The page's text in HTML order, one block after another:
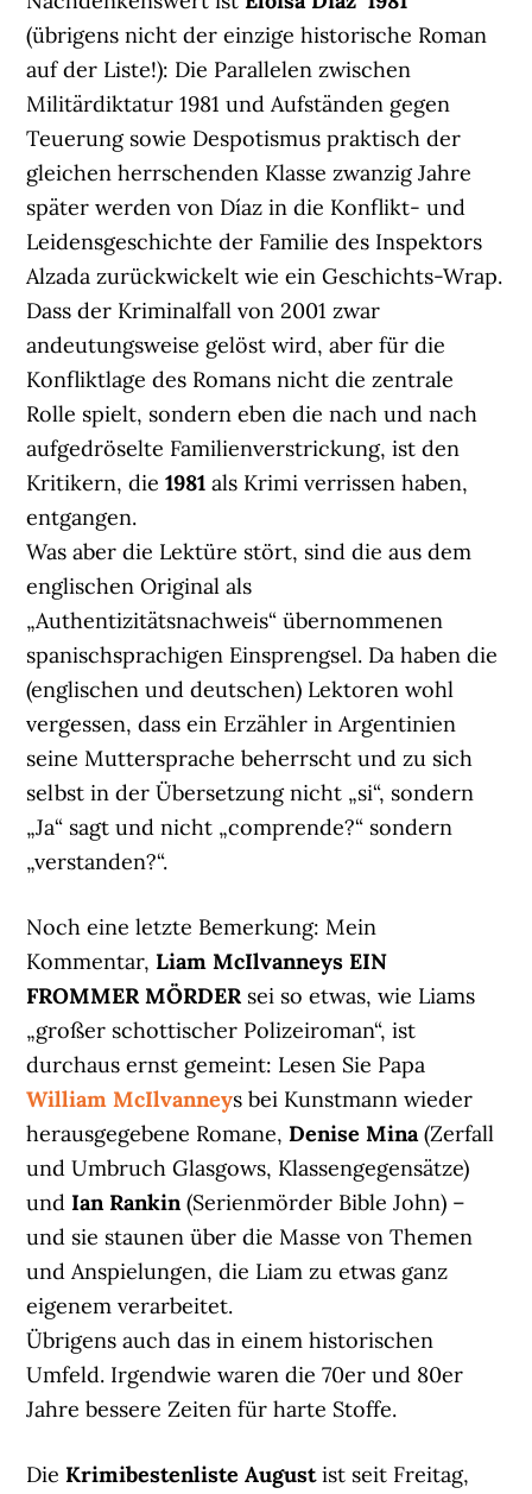
(übrigens nicht der einzige historische Roman
auf der Liste!): Die Parallelen zwischen
Militärdiktatur 1981 und Aufständen gegen
Teuerung sowie Despotismus praktisch der
gleichen herrschenden Klasse zwanzig Jahre
später werden von Díaz in die Konflikt- und
Leidensgeschichte der Familie des Inspektors
Alzada zurückwickelt wie ein Geschichts-Wrap.
Dass der Kriminalfall von 2001 zwar
andeutungsweise gelöst wird, aber für die
Konfliktlage des Romans nicht die zentrale
Rolle spielt, sondern eben die nach und nach
aufgedröselte Familienverstrickung, ist den
Kritikern, die1981 als Krimi verrissen haben,
entgangen.
Was aber die Lektüre stört, sind die aus dem
englischen Original als
„Authentizitätsnachweis“ übernommenen
spanischsprachigen Einsprengsel. Da haben die
(englischen und deutschen) Lektoren wohl
vergessen, dass ein Erzähler in Argentinien
seine Muttersprache beherrscht und zu sich
selbst in der Übersetzung nicht „si“, sondern
„Ja“ sagt und nicht „comprende?“ sondern
„verstanden?“.
Noch eine letzte Bemerkung: Mein
Kommentar,Liam McIlvanneys EIN
FROMMER MÖRDERsei so etwas, wie Liams
„großer schottischer Polizeiroman“, ist
durchaus ernst gemeint: Lesen Sie Papa
William McIlvanneys bei Kunstmann wieder
herausgegebene Romane,Denise Mina(Zerfall
und Umbruch Glasgows, Klassengegensätze)
undIan Rankin(Serienmörder Bible John) –
und sie staunen über die Masse von Themen
und Anspielungen, die Liam zu etwas ganz
eigenem verarbeitet.
Übrigens auch das in einem historischen
Umfeld. Irgendwie waren die 70er und 80er
Jahre bessere Zeiten für harte Stoffe.
DieKrimibestenliste Augustist seit Freitag,